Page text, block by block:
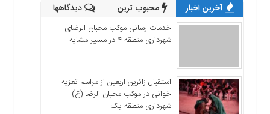
آخرین اخبار محبوب ترین دیدگاهها
خدمات رسانی موکب محبان الرضای
شهرداری منطقه ۴ در مسیر مشایه
استقبال زائرین اربعین از مراسم تعزیه
خوانی در موکب محبان الرضا (ع)
شهرداری منطقه یک